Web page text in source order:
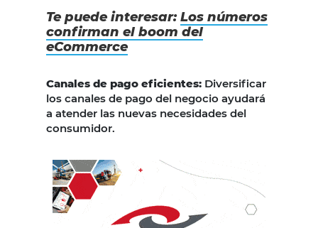
Te puede interesar:Los números
confirman el boom del
eCommerce
Canales de pago eficientes: Diversificar
los canales de pago del negocio ayudará
a atender las nuevas necesidades del
consumidor.